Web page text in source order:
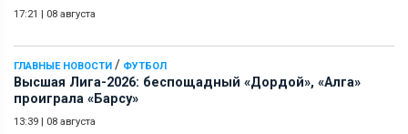
17:21 | 08 августа
ГЛАВНЫЕ НОВОСТИ / ФУТБОЛ
Высшая Лига-2026: беспощадный «Дордой», «Алга»
проиграла «Барсу»
13:39 | 08 августа